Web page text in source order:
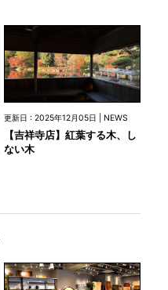
更新日 : 2025年12月05日 | NEWS
【吉祥寺店】紅葉する木、し
ない木